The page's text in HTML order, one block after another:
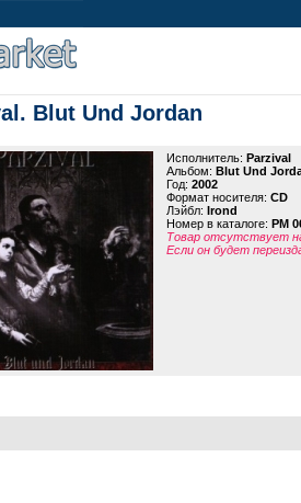
Blut Und Jordan
Исполнитель: Parzival
Альбом: Blut Und
Год: 2002
Формат носителя: CD
Лэйбл: Irond
Номер в каталоге: PM
Товар отсутствует
Если он будет